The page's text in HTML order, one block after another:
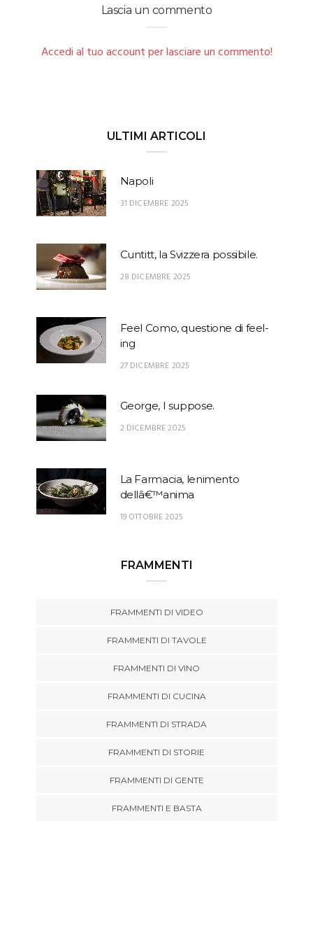
Lascia un commento
Accedi al tuo account per lasciare un commento!
ULTIMI ARTICOLI
Napoli
31 DICEMBRE 2025
Cuntitt, la Svizzera possibile.
28 DICEMBRE 2025
Feel Como, questione di feel-
ing
27 DICEMBRE 2025
George, I suppose.
2 DICEMBRE 2025
La Farmacia, lenimento
dellâ€™anima
19 OTTOBRE 2025
FRAMMENTI
FRAMMENTI DI VIDEO
FRAMMENTI DI TAVOLE
FRAMMENTI DI VINO
FRAMMENTI DI CUCINA
FRAMMENTI DI STRADA
FRAMMENTI DI STORIE
FRAMMENTI DI GENTE
FRAMMENTI E BASTA